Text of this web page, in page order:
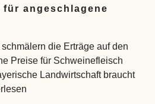
angeschlagene
die Erträge auf den
Preise für Schweinefleisch
Landwirtschaft braucht